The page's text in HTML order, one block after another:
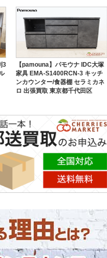
3
【pamouna】パモウナ IDC大塚
家具 EMA-S1400RCN-3 キッチ
ンカウンター/食器棚 セラミカネ
ロ 出張買取 東京都千代田区